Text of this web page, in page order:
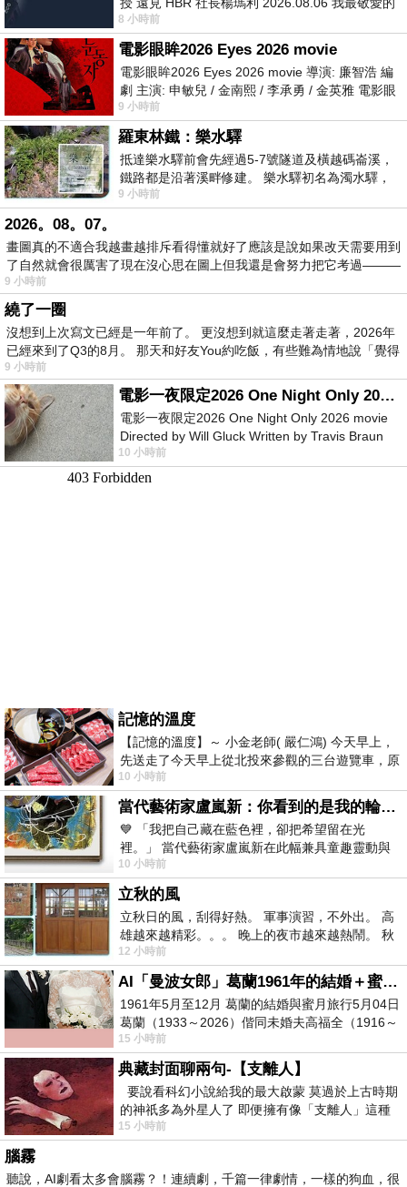
老闆、遠見．天下文化創辦人高希均教
8 小時前
電影眼眸2026 Eyes 2026 movie
電影眼眸2026 Eyes 2026 movie 導演: 廉智浩 編
劇 主演: 申敏兒 / 金南熙 / 李承勇 / 金英雅 電影眼
眸2026描述攝影師徐珍因遺
9 小時前
羅東林鐵：樂水驛
抵達樂水驛前會先經過5-7號隧道及橫越碼崙溪，
鐵路都是沿著溪畔修建。 樂水驛初名為濁水驛，
但因與臺鐵集集線車站同名，於1953
9 小時前
2026。08。07。
畫圖真的不適合我越畫越排斥看得懂就好了應該是說如果改天需要用到
了自然就會很厲害了現在沒心思在圖上但我還是會努力把它考過———
9 小時前
繞了一圈
沒想到上次寫文已經是一年前了。 更沒想到就這麼走著走著，2026年
已經來到了Q3的8月。 那天和好友You約吃飯，有些難為情地說「覺得
9 小時前
電影一夜限定2026 One Night Only 2026 movie
電影一夜限定2026 One Night Only 2026 movie
Directed by Will Gluck Written by Travis Braun
Starring Monica Barbaro
10 小時前
記憶的溫度
【記憶的溫度】～ 小金老師( 嚴仁鴻) 今天早上，
先送走了今天早上從北投來參觀的三台遊覽車，原
以為展場已經差不多要安靜下來，卻發
10 小時前
當代藝術家盧嵐新：你看到的是我的輪廓，還是你的故事？——藏在藍色裡的希望與光
💙 「我把自己藏在藍色裡，卻把希望留在光
裡。」 當代藝術家盧嵐新在此幅兼具童趣靈動與
抽象韻味的新作中，用湛藍的羽翼般色塊包覆著
10 小時前
立秋的風
立秋日的風，刮得好熱。 軍事演習，不外出。 高
雄越來越精彩。。。 晚上的夜市越來越熱鬧。 秋
天的風刮得很熱 夜遊消暑熱。。。
12 小時前
AI「曼波女郎」葛蘭1961年的結婚＋蜜月旅行 #戀上老電影 #葛蘭 #粟子
1961年5月至12月 葛蘭的結婚與蜜月旅行5月04日
葛蘭（1933～2026）偕同未婚夫高福全（1916～
2004）乘郵輪赴倫敦6月15日於英國倫敦St.S
15 小時前
典藏封面聊兩句-【支離人】
要說看科幻小說給我的最大啟蒙 莫過於上古時期
的神祇多為外星人了 即便擁有像「支離人」這種
驚世駭俗的神通法門 也未必讀
15 小時前
腦霧
聽說，AI劇看太多會腦霧？！連續劇，千篇一律劇情，一樣的狗血，很